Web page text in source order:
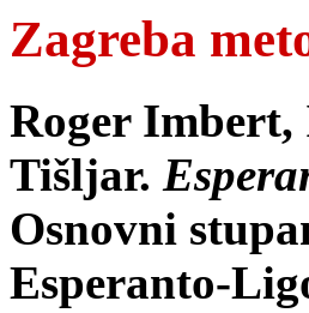
Zagreba
Roger Imbert,
Tišljar.
Osnovni
Esperanto-